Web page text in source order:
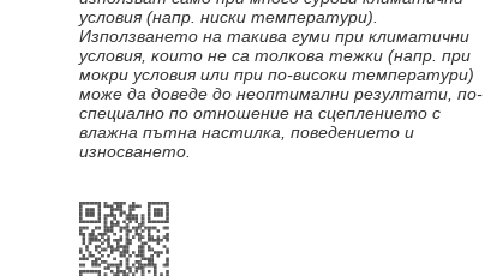
условия (напр. ниски температури).
Използването на такива гуми при климатични
условия, които не са толкова тежки (напр. при
мокри условия или при по-високи температури)
може да доведе до неоптимални резултати, по-
специално по отношение на сцеплението с
влажна пътна настилка, поведението и
износването.